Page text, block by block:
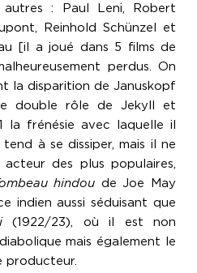
: Paul Leni, Robert
Reinhold Schünzel et
[il a joué dans 5 films de
perdus. On
la disparition de Januskopf
double rôle de Jekyll et
la frénésie avec laquelle il
à se dissiper, mais il ne
des plus populaires,
hindou de Joe May
indien aussi séduisant que
(1922/23), où il est non
mais également le
producteur.